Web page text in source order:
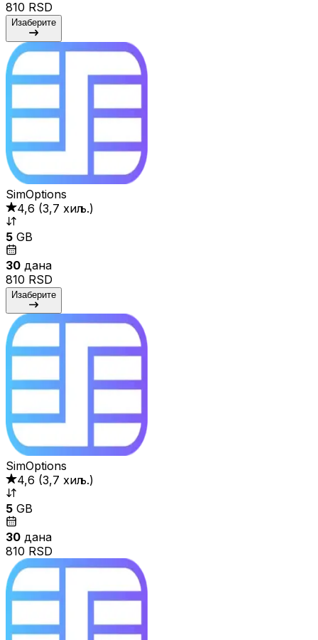
810 RSD
Изаберите
SimOptions
4,6 (3,7 хиљ.)
5 GB
30 дана
810 RSD
Изаберите
SimOptions
4,6 (3,7 хиљ.)
5 GB
30 дана
810 RSD